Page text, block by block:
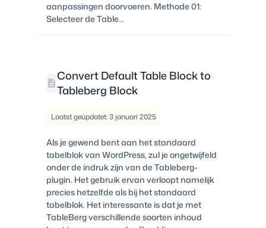
aanpassingen doorvoeren. Methode 01:
Selecteer de Table…
Convert Default Table Block to
Tableberg Block
Laatst geüpdatet: 3 januari 2025
Als je gewend bent aan het standaard
tabelblok van WordPress, zul je ongetwijfeld
onder de indruk zijn van de Tableberg-
plugin. Het gebruik ervan verloopt namelijk
precies hetzelfde als bij het standaard
tabelblok. Het interessante is dat je met
TableBerg verschillende soorten inhoud